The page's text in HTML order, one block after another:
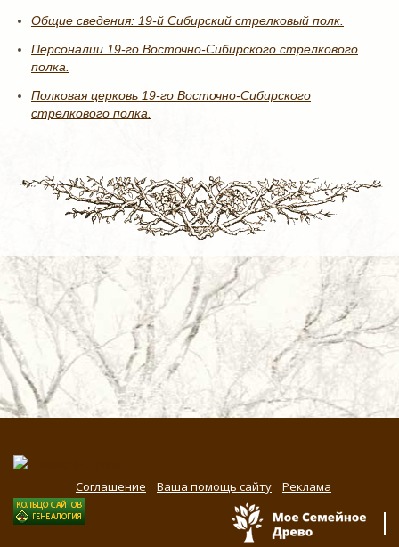
Общие сведения: 19-й Сибирский стрелковый полк.
Персоналии 19-го Восточно-Сибирского стрелкового
полка.
Полковая церковь 19-го Восточно-Сибирского
стрелкового полка.
Соглашение Ваша помощь сайту Реклама